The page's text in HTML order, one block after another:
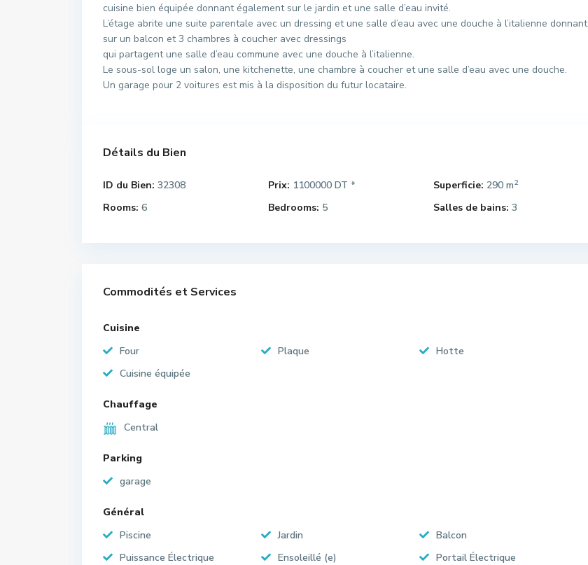
cuisine bien équipée donnant également sur le jardin et une salle d’eau invité.
L’étage abrite une suite parentale avec un dressing et une salle d’eau avec une douche à l’italienne donnant
sur un balcon et 3 chambres à coucher avec dressings
qui partagent une salle d’eau commune avec une douche à l’italienne.
Le sous-sol loge un salon, une kitchenette, une chambre à coucher et une salle d’eau avec une douche.
Un garage pour 2 voitures est mis à la disposition du futur locataire.
Détails du Bien
ID du Bien: 32308 Prix: 1100000 DT * Superficie: 290 m2
Rooms: 6 Bedrooms: 5 Salles de bains: 3
Commodités et Services
Cuisine
Four
Plaque
Hotte
Cuisine équipée
Chauffage
Central
Parking
garage
Général
Piscine
Jardin
Balcon
Puissance Électrique
Ensoleillé (e)
Portail Électrique